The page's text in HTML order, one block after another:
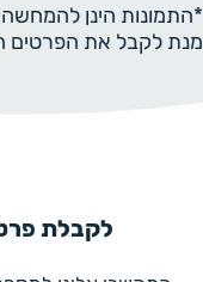
*התמונות הינן
מנת לקבל את הפרטים
לקבלת